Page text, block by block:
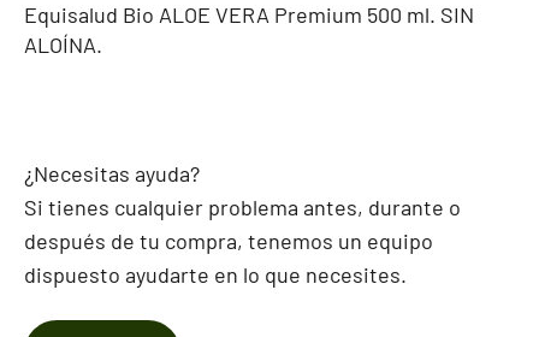
Equisalud Bio ALOE VERA Premium 500 ml. SIN
ALOÍNA.
¿Necesitas ayuda?
Si tienes cualquier problema antes, durante o
después de tu compra, tenemos un equipo
dispuesto ayudarte en lo que necesites.